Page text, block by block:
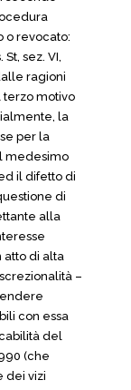
o revocato:
St, sez. VI,
ragioni
terzo motivo
la
per la
medesimo
il difetto di
di
alla
atto di alta
–
con essa
del
(che
dei vizi